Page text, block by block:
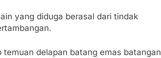
yang diduga berasal dari tindak
delapan batang emas batangan